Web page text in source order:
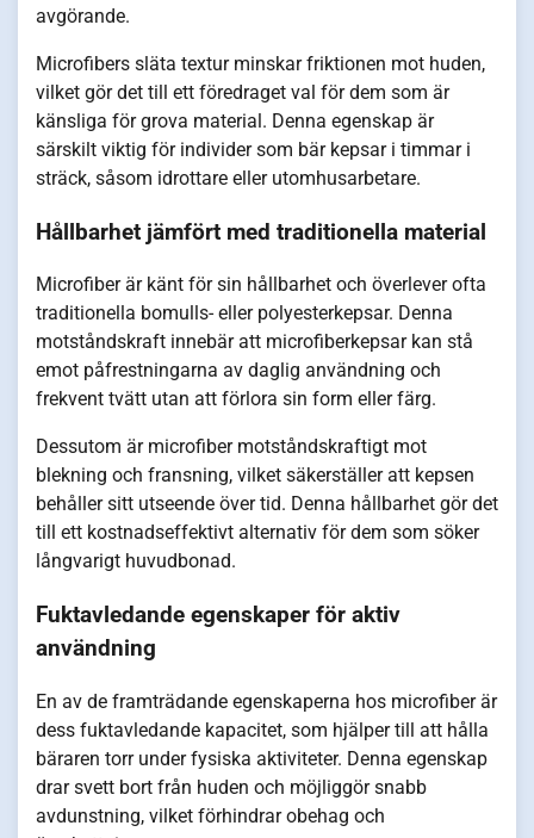
avgörande.
Microfibers släta textur minskar friktionen mot huden,
vilket gör det till ett föredraget val för dem som är
känsliga för grova material. Denna egenskap är
särskilt viktig för individer som bär kepsar i timmar i
sträck, såsom idrottare eller utomhusarbetare.
Hållbarhet jämfört med traditionella material
Microfiber är känt för sin hållbarhet och överlever ofta
traditionella bomulls- eller polyesterkepsar. Denna
motståndskraft innebär att microfiberkepsar kan stå
emot påfrestningarna av daglig användning och
frekvent tvätt utan att förlora sin form eller färg.
Dessutom är microfiber motståndskraftigt mot
blekning och fransning, vilket säkerställer att kepsen
behåller sitt utseende över tid. Denna hållbarhet gör det
till ett kostnadseffektivt alternativ för dem som söker
långvarigt huvudbonad.
Fuktavledande egenskaper för aktiv
användning
En av de framträdande egenskaperna hos microfiber är
dess fuktavledande kapacitet, som hjälper till att hålla
bäraren torr under fysiska aktiviteter. Denna egenskap
drar svett bort från huden och möjliggör snabb
avdunstning, vilket förhindrar obehag och